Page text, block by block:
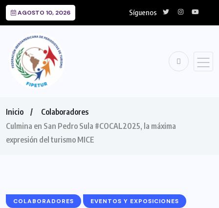
AGOSTO 10, 2026 Síguenos
Inicio
Colaboradores
Culmina en San Pedro Sula #COCAL2025, la máxima
expresión del turismo MICE
COLABORADORES EVENTOS Y EXPOSICIONES